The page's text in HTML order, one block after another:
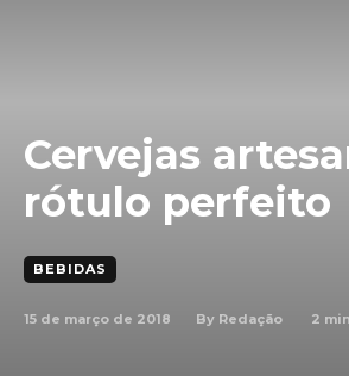
Cervejas
rótulo perfeito
BEBIDAS
15 de março de 2018 By Redação 2